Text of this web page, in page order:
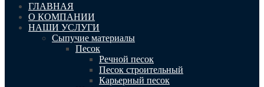
ГЛАВНАЯ
О КОМПАНИИ
НАШИ УСЛУГИ
Сыпучие материалы
Песок
Речной песок
Песок строительный
Карьерный песок